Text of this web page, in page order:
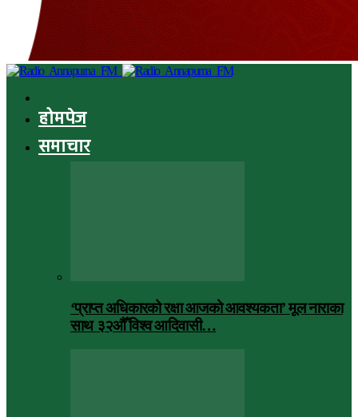
होमपेज
समाचार
‘प्राप्त अधिकारको रक्षा आजको आवश्यकता’ मूल नाराका
साथ ३२औँ विश्व आदिवासी…